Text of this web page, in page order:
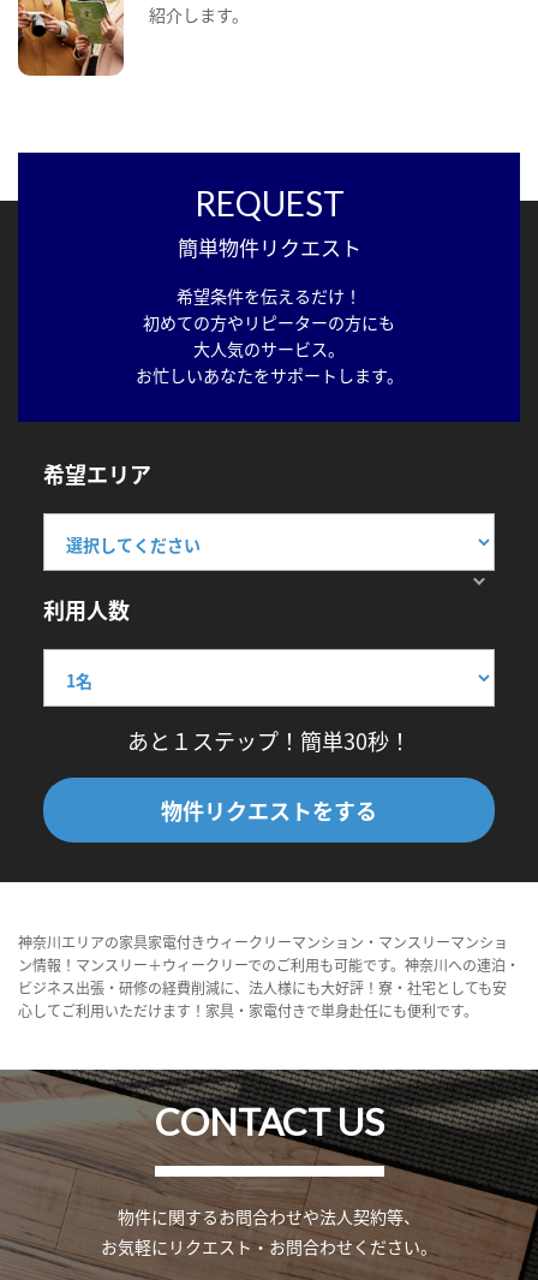
紹介します。
REQUEST
簡単物件リクエスト
希望条件を伝えるだけ！
初めての方やリピーターの方にも
大人気のサービス。
お忙しいあなたをサポートします。
希望エリア
利用人数
あと１ステップ！簡単30秒！
物件リクエストをする
神奈川エリアの家具家電付きウィークリーマンション・マンスリーマンショ
ン情報！マンスリー＋ウィークリーでのご利用も可能です。神奈川への連泊・
ビジネス出張・研修の経費削減に、法人様にも大好評！寮・社宅としても安
心してご利用いただけます！家具・家電付きで単身赴任にも便利です。
CONTACT US
物件に関するお問合わせや法人契約等、
お気軽にリクエスト・お問合わせください。